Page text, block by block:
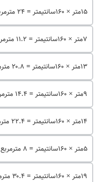
۱۵متر × ۱۶۰سانتیمتر = ۲۴ مترمربع
۷متر × ۱۶۰سانتیمتر = ۱۱.۲ مترمربع
۱۳متر × ۱۶۰سانتیمتر = ۲۰.۸ مترمربع
۹متر × ۱۶۰سانتیمتر = ۱۴.۴ مترمربع
۱۴متر × ۱۶۰سانتیمتر = ۲۲.۴ مترمربع
۵متر × ۱۶۰سانتیمتر = ۸ مترمربع
۱۹متر × ۱۶۰سانتیمتر = ۳۰.۴ مترمربع